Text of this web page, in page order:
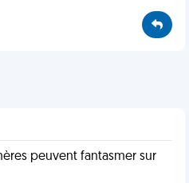
peuvent fantasmer sur